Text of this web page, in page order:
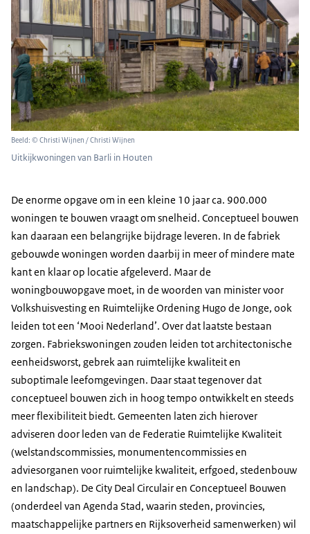
Beeld: © Christi Wijnen / Christi Wijnen
Uitkijkwoningen van Barli in Houten
De enorme opgave om in een kleine 10 jaar ca. 900.000
woningen te bouwen vraagt om snelheid. Conceptueel bouwen
kan daaraan een belangrijke bijdrage leveren. In de fabriek
gebouwde woningen worden daarbij in meer of mindere mate
kant en klaar op locatie afgeleverd. Maar de
woningbouwopgave moet, in de woorden van minister voor
Volkshuisvesting en Ruimtelijke Ordening Hugo de Jonge, ook
leiden tot een ‘Mooi Nederland’. Over dat laatste bestaan
zorgen. Fabriekswoningen zouden leiden tot architectonische
eenheidsworst, gebrek aan ruimtelijke kwaliteit en
suboptimale leefomgevingen. Daar staat tegenover dat
conceptueel bouwen zich in hoog tempo ontwikkelt en steeds
meer flexibiliteit biedt. Gemeenten laten zich hierover
adviseren door leden van de Federatie Ruimtelijke Kwaliteit
(welstandscommissies, monumentencommissies en
adviesorganen voor ruimtelijke kwaliteit, erfgoed, stedenbouw
en landschap). De City Deal Circulair en Conceptueel Bouwen
(onderdeel van Agenda Stad, waarin steden, provincies,
maatschappelijke partners en Rijksoverheid samenwerken) wil